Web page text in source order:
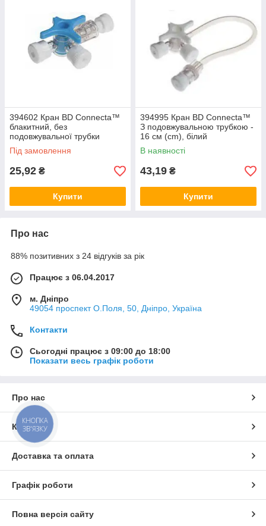
394602 Кран BD Connecta™
блакитний, без
подовжувальної трубки
Під замовлення
25,92 ₴
Купити
394995 Кран BD Connecta™
З подовжувальною трубкою -
16 см (cm), білий
В наявності
43,19 ₴
Купити
Про нас
88% позитивних з 24 відгуків за рік
Працює з 06.04.2017
м. Дніпро
49054 проспект О.Поля, 50, Дніпро, Україна
Контакти
Сьогодні працює з 09:00 до 18:00
Показати весь графік роботи
Про нас
Контакти
Доставка та оплата
Графік роботи
Повна версія сайту
КНОПКА
ЗВ'ЯЗКУ